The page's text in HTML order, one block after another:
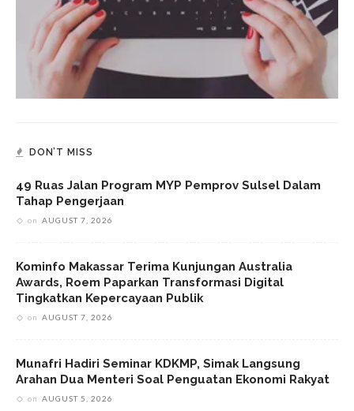
DON’T MISS
49 Ruas Jalan Program MYP Pemprov Sulsel Dalam
Tahap Pengerjaan
on AUGUST 7, 2026
Kominfo Makassar Terima Kunjungan Australia
Awards, Roem Paparkan Transformasi Digital
Tingkatkan Kepercayaan Publik
on AUGUST 7, 2026
Munafri Hadiri Seminar KDKMP, Simak Langsung
Arahan Dua Menteri Soal Penguatan Ekonomi Rakyat
on AUGUST 5, 2026